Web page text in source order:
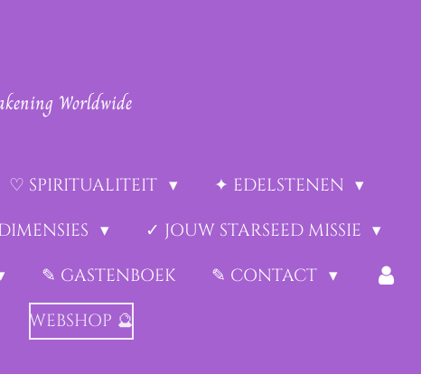
Worldwide
♡ SPIRITUALITEIT
✦ EDELSTENEN
✓ JOUW STARSEED MISSIE
✎ GASTENBOEK
✎ CONTACT
WEBSHOP 🔮